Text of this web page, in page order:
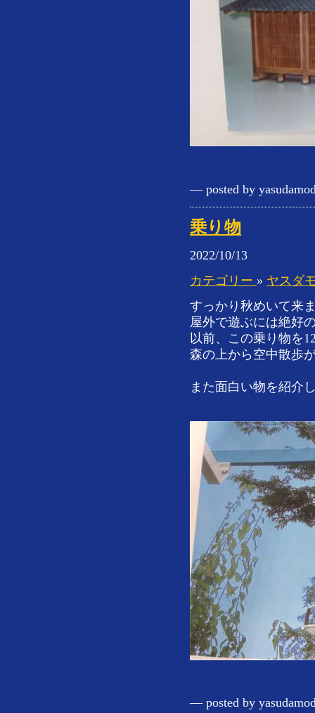
— posted by
乗り物
2022/10/13
カテゴリー » ヤスダ
すっかり秋めいて来
屋外で遊ぶには絶好
以前、この乗り物を
森の上から空中散歩
また面白い物を紹介
— posted by